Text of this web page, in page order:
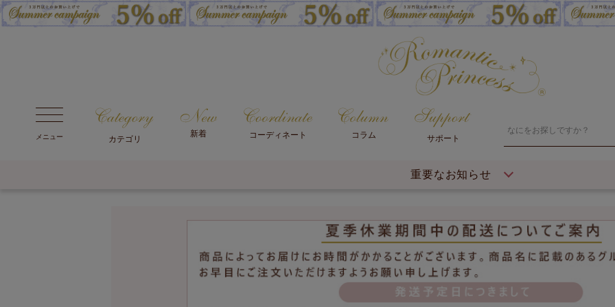
メニュー カテゴリ
新着 コーディネート コラム サポート
重要なお知らせ